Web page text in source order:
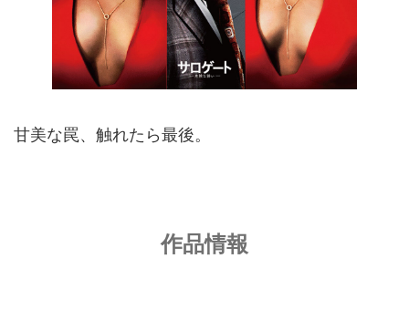
甘美な罠、触れたら最後。
作品情報